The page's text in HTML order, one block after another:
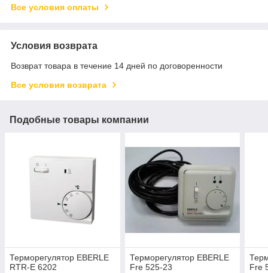
Все условия оплаты
Условия возврата
Возврат товара в течение 14 дней по договоренности
Все условия возврата
Подобные товары компании
Терморегулятор EBERLE
RTR-E 6202
Терморегулятор EBERLE
Fre 525-23
Fre